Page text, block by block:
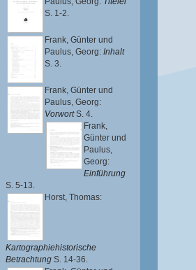
S. 1-2.
Frank, Günter und
Paulus, Georg: Inhalt
S. 3.
Frank, Günter und
Paulus, Georg:
VorwortS. 4.
Frank,
Günter und
Paulus,
Georg:
Einführung
S. 5-13.
Horst, Thomas:
Kartographiehistorische
Betrachtung S. 14-36.